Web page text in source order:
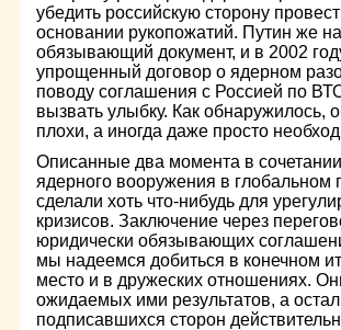
убедить российскую сторону
основании рукопожатий. Путин же
обязывающий документ, и в 2002
упрощенный договор о ядерном
поводу соглашения с Россией по
вызвать улыбку. Как
плохи, а иногда даже просто
Описанные два момента в
ядерного вооружения в
сделали хоть что-нибудь для
кризисов. Заключение через
юридически обязывающих
мы надеемся добиться в конечном
место и в дружеских отношениях.
ожидаемых ими результатов, а
подписавшихся сторон